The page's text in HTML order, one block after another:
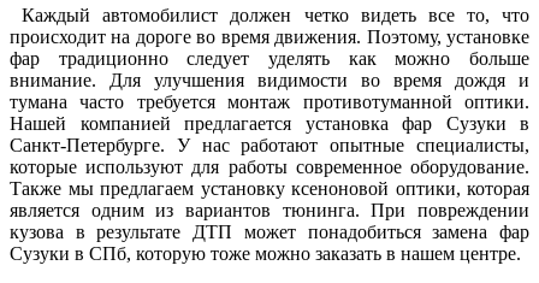
Каждый автомобилист должен четко видеть все то, что
происходит на дороге во время движения. Поэтому, установке
фар традиционно следует уделять как можно больше
внимание. Для улучшения видимости во время дождя и
тумана часто требуется монтаж противотуманной оптики.
Нашей компанией предлагается установка фар Сузуки в
Санкт-Петербурге. У нас работают опытные специалисты,
которые используют для работы современное оборудование.
Также мы предлагаем установку ксеноновой оптики, которая
является одним из вариантов тюнинга. При повреждении
кузова в результате ДТП может понадобиться замена фар
Сузуки в СПб, которую тоже можно заказать в нашем центре.